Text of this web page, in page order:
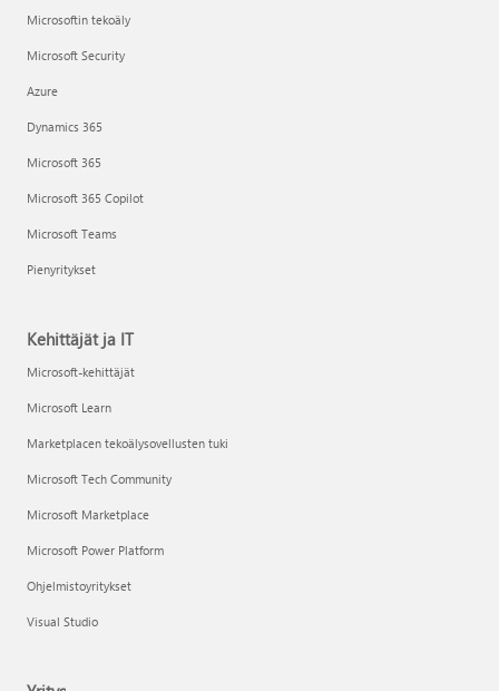
Microsoftin tekoäly
Microsoft Security
Azure
Dynamics 365
Microsoft 365
Microsoft 365 Copilot
Microsoft Teams
Pienyritykset
Kehittäjät ja IT
Microsoft-kehittäjät
Microsoft Learn
Marketplacen tekoälysovellusten tuki
Microsoft Tech Community
Microsoft Marketplace
Microsoft Power Platform
Ohjelmistoyritykset
Visual Studio